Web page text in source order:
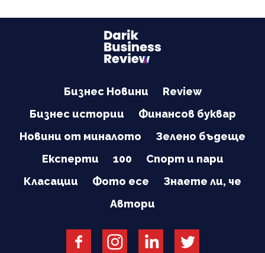
Бизнес Новини
Review
Бизнес истории
Финансов буквар
Новини от миналото
Зелено бъдеще
Експерти
100
Спорт и пари
Класации
Фото есе
Знаете ли, че
Автори